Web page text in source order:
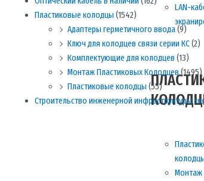
LAN-
Монтаж
Пластиковые колодцы(1542)
Адаптеры герметичного ввода(9)
Ключ для колодцев связи серии КС(2)
Комплектующие для колодцев (13)
Монтаж Пластиковых Колодцев (1495)
Пластиковые колодцы(55)
Строительство инженерной инфраструктуры